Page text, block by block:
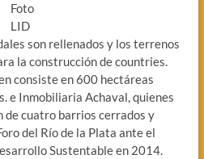
Foto
LID
son rellenados y los terrenos
la construcción de countries.
consiste en 600 hectáreas
e Inmobiliaria Achaval, quienes
de cuatro barrios cerrados y
del Río de la Plata ante el
Sustentable en 2014.